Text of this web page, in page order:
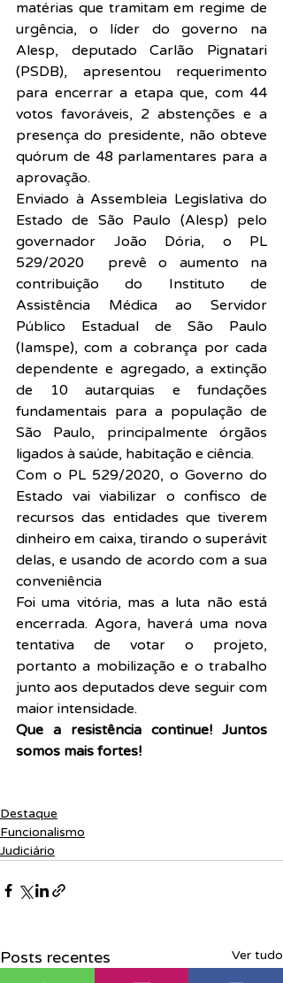
matérias que tramitam em regime de
urgência, o líder do governo na
Alesp, deputado Carlão Pignatari
(PSDB), apresentou requerimento
para encerrar a etapa que, com 44
votos favoráveis, 2 abstenções e a
presença do presidente, não obteve
quórum de 48 parlamentares para a
aprovação.
Enviado à Assembleia Legislativa do
Estado de São Paulo (Alesp) pelo
governador João Dória, o PL
529/2020  prevê o aumento na
contribuição do Instituto de
Assistência Médica ao Servidor
Público Estadual de São Paulo
(Iamspe), com a cobrança por cada
dependente e agregado, a extinção
de 10 autarquias e fundações
fundamentais para a população de
São Paulo, principalmente órgãos
ligados à saúde, habitação e ciência.
Com o PL 529/2020, o Governo do
Estado vai viabilizar o confisco de
recursos das entidades que tiverem
dinheiro em caixa, tirando o superávit
delas, e usando de acordo com a sua
conveniência
Foi uma vitória, mas a luta não está
encerrada. Agora, haverá uma nova
tentativa de votar o projeto,
portanto a mobilização e o trabalho
junto aos deputados deve seguir com
maior intensidade.
Que a resistência continue! Juntos
somos mais fortes!
Destaque
Funcionalismo
Judiciário
Posts recentes Ver tudo